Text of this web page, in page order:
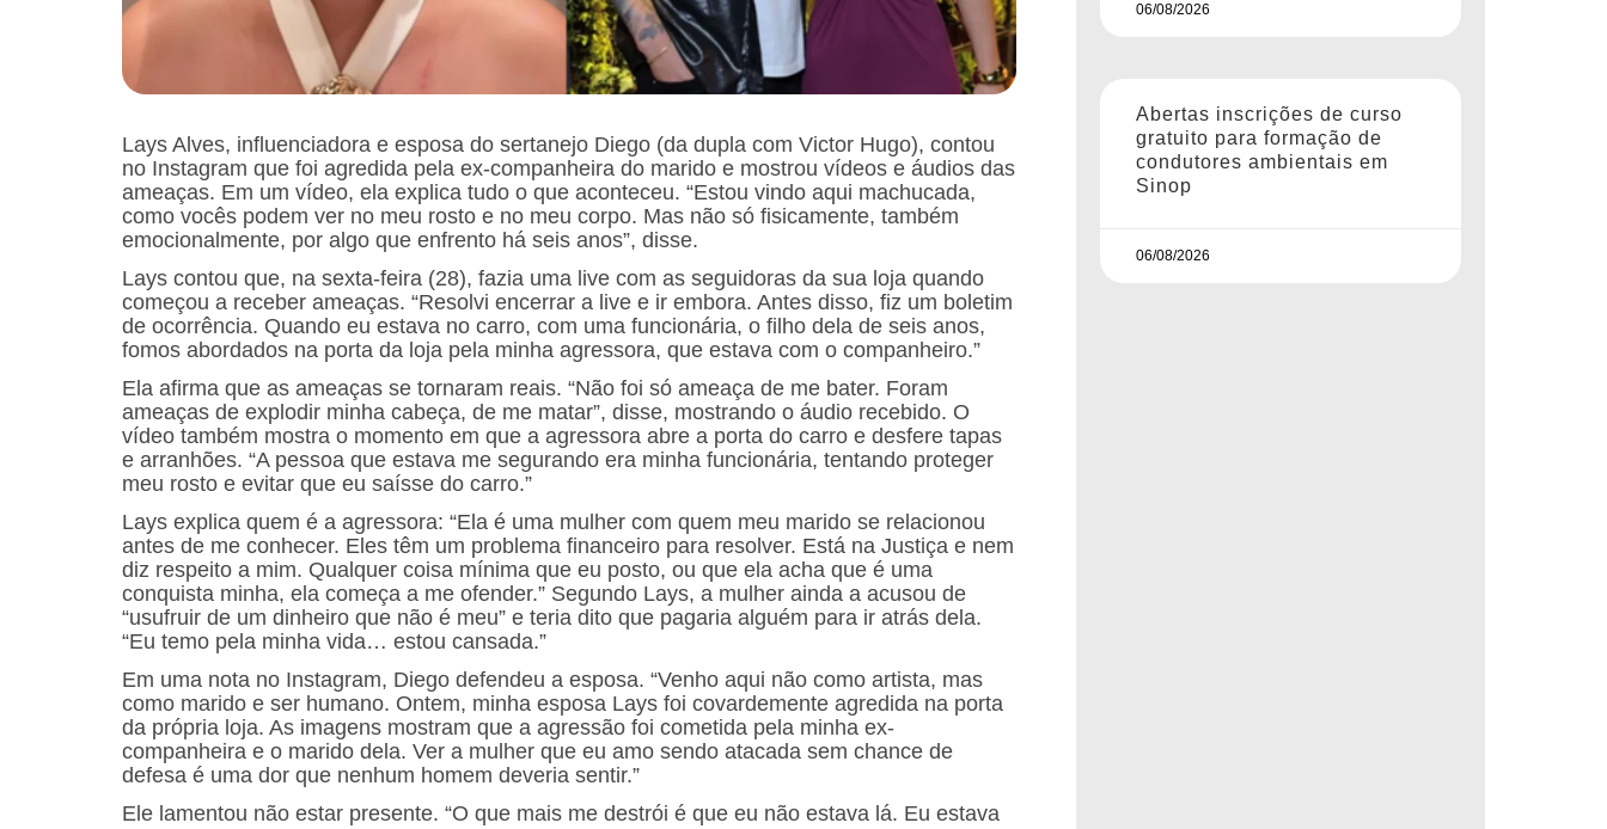
Lays Alves, influenciadora e esposa do sertanejo Diego (da dupla com Victor Hugo), contou
no Instagram que foi agredida pela ex-companheira do marido e mostrou vídeos e áudios das
ameaças. Em um vídeo, ela explica tudo o que aconteceu. “Estou vindo aqui machucada,
como vocês podem ver no meu rosto e no meu corpo. Mas não só fisicamente, também
emocionalmente, por algo que enfrento há seis anos”, disse.
Lays contou que, na sexta-feira (28), fazia uma live com as seguidoras da sua loja quando
começou a receber ameaças. “Resolvi encerrar a live e ir embora. Antes disso, fiz um boletim
de ocorrência. Quando eu estava no carro, com uma funcionária, o filho dela de seis anos,
fomos abordados na porta da loja pela minha agressora, que estava com o companheiro.”
Ela afirma que as ameaças se tornaram reais. “Não foi só ameaça de me bater. Foram
ameaças de explodir minha cabeça, de me matar”, disse, mostrando o áudio recebido. O
vídeo também mostra o momento em que a agressora abre a porta do carro e desfere tapas
e arranhões. “A pessoa que estava me segurando era minha funcionária, tentando proteger
meu rosto e evitar que eu saísse do carro.”
Lays explica quem é a agressora: “Ela é uma mulher com quem meu marido se relacionou
antes de me conhecer. Eles têm um problema financeiro para resolver. Está na Justiça e nem
diz respeito a mim. Qualquer coisa mínima que eu posto, ou que ela acha que é uma
conquista minha, ela começa a me ofender.” Segundo Lays, a mulher ainda a acusou de
“usufruir de um dinheiro que não é meu” e teria dito que pagaria alguém para ir atrás dela.
“Eu temo pela minha vida… estou cansada.”
Em uma nota no Instagram, Diego defendeu a esposa. “Venho aqui não como artista, mas
como marido e ser humano. Ontem, minha esposa Lays foi covardemente agredida na porta
da própria loja. As imagens mostram que a agressão foi cometida pela minha ex-
companheira e o marido dela. Ver a mulher que eu amo sendo atacada sem chance de
defesa é uma dor que nenhum homem deveria sentir.”
Ele lamentou não estar presente. “O que mais me destrói é que eu não estava lá. Eu estava
06/08/2026
Abertas inscrições de curso
gratuito para formação de
condutores ambientais em
Sinop
06/08/2026